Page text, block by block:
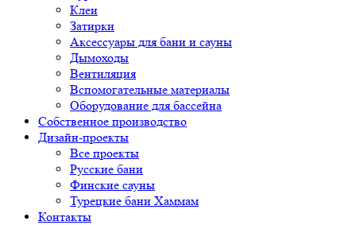
Клеи
Затирки
Аксессуары для бани и сауны
Дымоходы
Вентиляция
Вспомогательные материалы
Оборудование для бассейна
Собственное производство
Дизайн-проекты
Все проекты
Русские бани
Финские сауны
Турецкие бани Хаммам
Контакты